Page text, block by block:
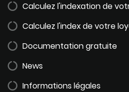
Calculez l'indexation de
Calculez l'index de votre
Documentation gratuite
News
Informations légales